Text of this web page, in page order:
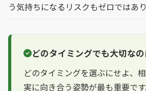
う気持ちになるリスクもゼロではあり
どのタイミングでも大切な
どのタイミングを選ぶにせよ、
実に向き合う姿勢が最も重要です